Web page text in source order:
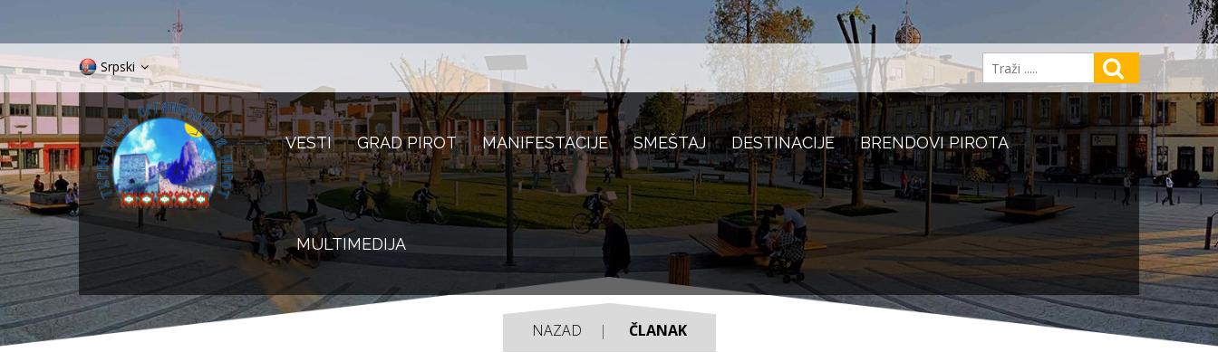
Srpski
VESTI GRAD PIROT MANIFESTACIJE SMEŠTAJ DESTINACIJE BRENDOVI PIROTA
MULTIMEDIJA
NAZAD ČLANAK